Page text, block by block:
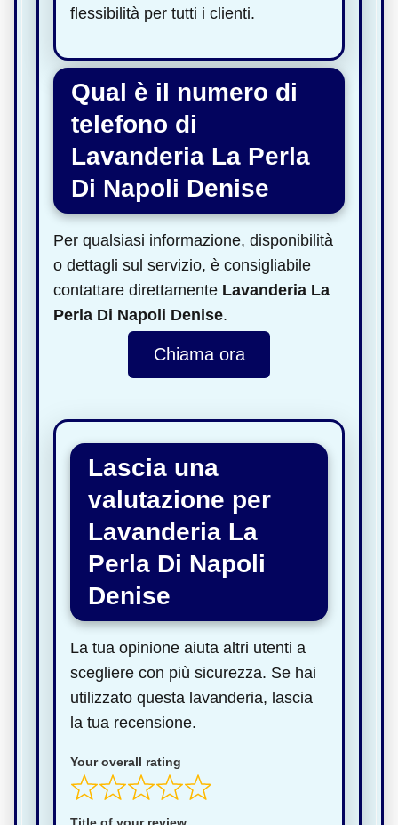
flessibilità per tutti i clienti.
Qual è il numero di
telefono di
Lavanderia La Perla
Di Napoli Denise
Per qualsiasi informazione, disponibilità
o dettagli sul servizio, è consigliabile
contattare direttamente Lavanderia La
Perla Di Napoli Denise.
Chiama ora
Lascia una
valutazione per
Lavanderia La
Perla Di Napoli
Denise
La tua opinione aiuta altri utenti a
scegliere con più sicurezza. Se hai
utilizzato questa lavanderia, lascia
la tua recensione.
Your overall rating